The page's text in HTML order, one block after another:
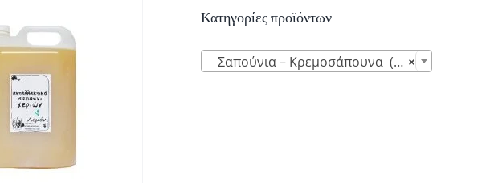
Κατηγορίες προϊόντων
×
Σαπούνια – Κρεμοσάπουνα (16)